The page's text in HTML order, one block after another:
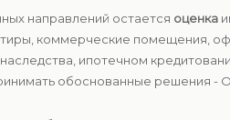
направлений остается оценка
коммерческие помещения,
ипотечном
обоснованные решения -